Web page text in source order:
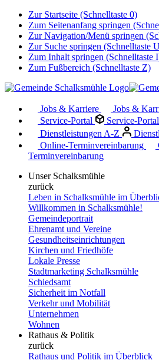
Zur Startseite (Schnelltaste 0)
Zum Seitenanfang springen
Zur Navigation/Menü springen
Zur Suche springen (Schnelltaste
Zum Inhalt springen (Schnelltaste
Zum Fußbereich (Schnelltaste Z)
Jobs & Karriere
Jobs &
Service-Portal
Service-Portal
Dienstleistungen A-Z
Online-Terminvereinbarung
Terminvereinbarung
Unser Schalksmühle
zurück
Leben in Schalksmühle im
Willkommen in Schalksmühle!
Gemeindeportrait
Ehrenamt und Vereine
Gesundheitseinrichtungen
Kirchen und Friedhöfe
Lokale Presse
Stadtmarketing Schalksmühle
Schiedsamt
Sicherheit im Notfall
Verkehr und Mobilität
Unternehmen
Wohnen
Rathaus & Politik
zurück
Rathaus und Politik im Überblick